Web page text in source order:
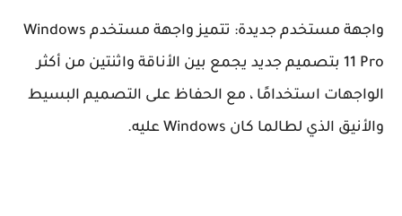
واجهة مستخدم جديدة: تتميز واجهة مستخدم Windows
11 Pro بتصميم جديد يجمع بين الأناقة واثنتين من أكثر
الواجهات استخدامًا ، مع الحفاظ على التصميم البسيط
والأنيق الذي لطالما كان Windows عليه.